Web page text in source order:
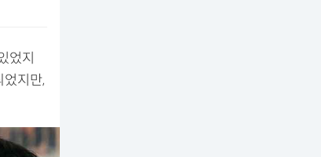
었지
지만,